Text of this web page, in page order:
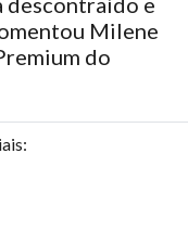
Milene
do